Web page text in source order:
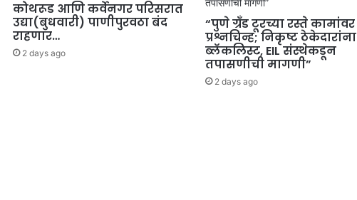
कोथरूड आणि कर्वेनगर परिसरात
उद्या(बुधवारी) पाणीपुरवठा बंद
राहणार…
2 days ago
“पुणे ग्रँड टूरच्या रस्ते कामांवर
प्रश्नचिन्ह; निकृष्ट ठेकेदारांना
ब्लॅकलिस्ट, EIL संस्थेकडून
तपासणीची मागणी”
2 days ago